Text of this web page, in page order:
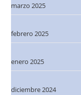
marzo 2025
febrero 2025
enero 2025
diciembre 2024